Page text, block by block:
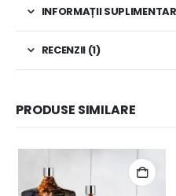
INFORMAȚII
RECENZII (1)
PRODUSE SIMILARE